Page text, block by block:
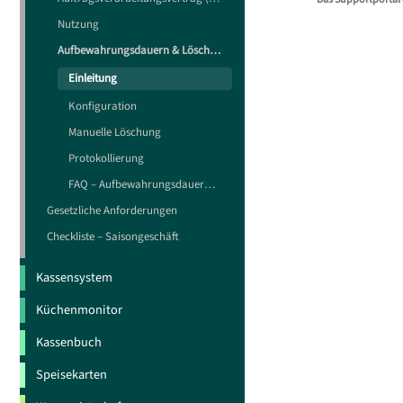
Nutzung
Aufbewahrungsdauern & Löschmaßnahmen
Einleitung
Konfiguration
Manuelle Löschung
Protokollierung
FAQ – Aufbewahrungsdauern & Löschmaßnahmen
Gesetzliche Anforderungen
Checkliste – Saisongeschäft
Kassensystem
Küchenmonitor
Kassenbuch
Speisekarten
Löschung